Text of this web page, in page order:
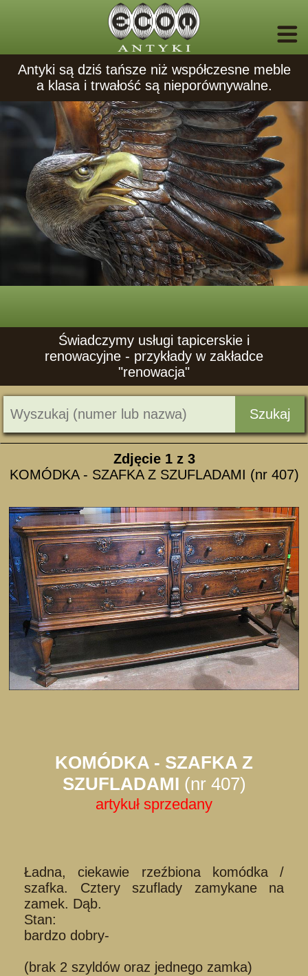
Antyki są dziś tańsze niż współczesne meble
a klasa i trwałość są nieporównywalne.
Świadczymy usługi tapicerskie i
renowacyjne - przykłady w zakładce
"renowacja"
Szukaj
Zdjęcie 1z 3
KOMÓDKA - SZAFKA Z SZUFLADAMI (nr 407)
KOMÓDKA - SZAFKA Z
SZUFLADAMI (nr 407)
artykuł sprzedany
Ładna, ciekawie rzeźbiona komódka /
szafka. Cztery szuflady zamykane na
zamek. Dąb.
Stan:
bardzo dobry-
(brak 2 szyldów oraz jednego zamka)